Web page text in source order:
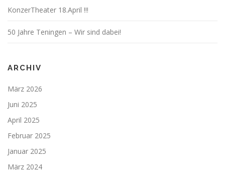
KonzerTheater 18.April !!!
50 Jahre Teningen – Wir sind dabei!
ARCHIV
März 2026
Juni 2025
April 2025
Februar 2025
Januar 2025
März 2024